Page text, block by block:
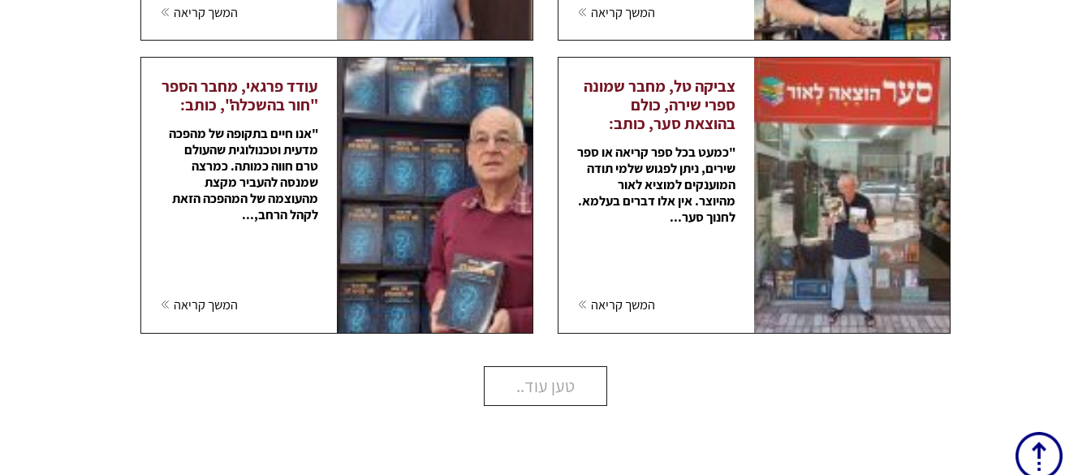
המשך קריאה
המשך קריאה
צביקה טל, מחבר שמונה
ספרי שירה, כולם
בהוצאת סער, כותב:
"כמעט בכל ספר קריאה או ספר
שירים, ניתן לפגוש שלמי תודה
המוענקים למוציא לאור
מהיוצר. אין אלו דברים בעלמא.
לחנוך סער...
המשך קריאה
עודד פרגאי, מחבר הספר
"חור בהשכלה", כותב:
"אנו חיים בתקופה של מהפכה
מדעית וטכנולוגית שהעולם
טרם חווה כמותה. כמרצה
שמנסה להעביר מקצת
מהעוצמה של המהפכה הזאת
לקהל הרחב,...
המשך קריאה
טען עוד..